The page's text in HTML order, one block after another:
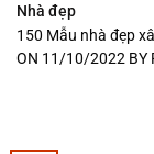
Nhà đẹp
150 Mẫu nhà đẹp
ON 11/10/2022 BY